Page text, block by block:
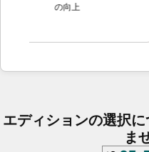
の向上
エディションの選択
ま